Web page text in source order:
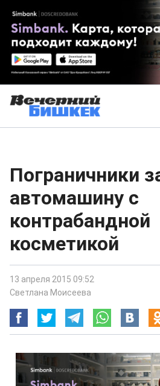
Пограничники
автомашину с
контрабандной
косметикой
13 апреля 2015 09:52
Светлана Моисеева